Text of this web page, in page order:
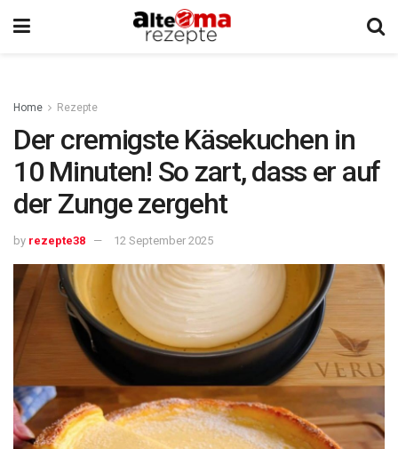
Home Rezepte
Der cremigste Käsekuchen in
10 Minuten! So zart, dass er auf
der Zunge zergeht
by rezepte38 12 September 2025